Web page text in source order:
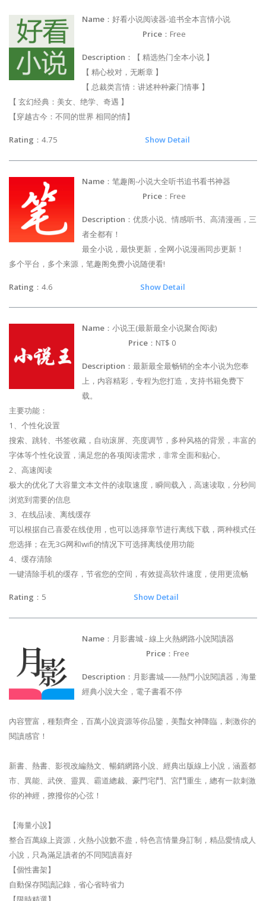
Name ：好看小说阅读器-追书全本言情小说
Price ：Free
Description ：【 精选热门全本小说 】
【 精心校对，无断章 】
【 总裁类言情：讲述种种豪门情事 】
【 玄幻经典：美女、绝学、奇遇 】
【穿越古今：不同的世界 相同的情】
Rating ：4.75 Show Detail
Name ：笔趣阁-小说大全听书追书看书神器
Price ：Free
Description ：优质小说、情感听书、高清漫画，三
者全都有！
最全小说，最快更新，全网小说漫画同步更新！
多个平台，多个来源，笔趣阁免费小说随便看!
Rating ：4.6 Show Detail
Name ：小说王(最新最全小说聚合阅读)
Price ：NT$ 0
Description ：最新最全最畅销的全本小说为您奉
上，内容精彩，专程为您打造，支持书籍免费下
载。
主要功能：
1、个性化设置
搜索、跳转、书签收藏，自动滚屏、亮度调节，多种风格的背景，丰富的
字体等个性化设置，满足您的各项阅读需求，非常全面和贴心。
2、高速阅读
极大的优化了大容量文本文件的读取速度，瞬间载入，高速读取，分秒间
浏览到需要的信息
3、在线品读、离线缓存
可以根据自己喜爱在线使用，也可以选择章节进行离线下载，两种模式任
您选择；在无3G网和wifi的情况下可选择离线使用功能
4、缓存清除
一键清除手机的缓存，节省您的空间，有效提高软件速度，使用更流畅
Rating ：5 Show Detail
Name ：月影書城 - 線上火熱網路小說閱讀器
Price ：Free
Description ：月影書城——熱門小說閱讀器，海量
經典小說大全，電子書看不停
內容豐富，種類齊全，百萬小說資源等你品鑒，美豔女神降臨，刺激你的
閱讀感官！
新書、熱書、影視改編熱文、暢銷網路小說、經典出版線上小說，涵蓋都
市、異能、武俠、靈異、霸道總裁、豪門宅鬥、宮鬥重生，總有一款刺激
你的神經，撩撥你的心弦！
【海量小說】
整合百萬線上資源，火熱小說數不盡，特色言情量身訂制，精品愛情成人
小說，只為滿足讀者的不同閱讀喜好
【個性書架】
自動保存閱讀記錄，省心省時省力